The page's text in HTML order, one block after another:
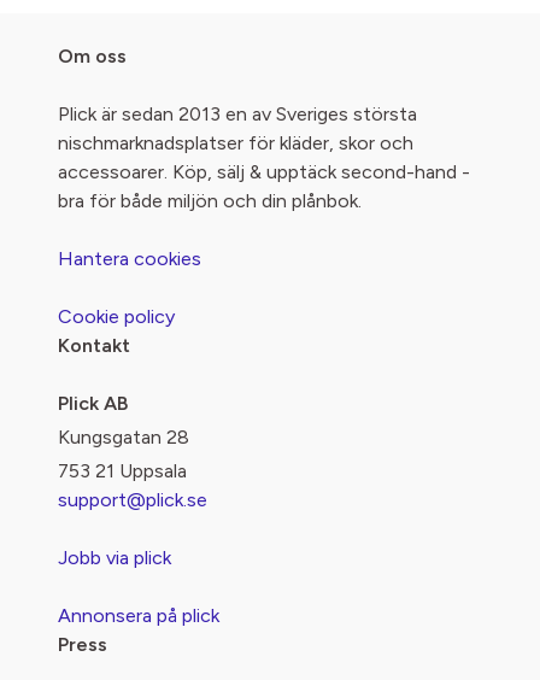
Om oss
Plick är sedan 2013 en av Sveriges största
nischmarknadsplatser för kläder, skor och
accessoarer. Köp, sälj & upptäck second-hand -
bra för både miljön och din plånbok.
Hantera cookies
Cookie policy
Kontakt
Plick AB
Kungsgatan 28
753 21 Uppsala
support@plick.se
Jobb via plick
Annonsera på plick
Press